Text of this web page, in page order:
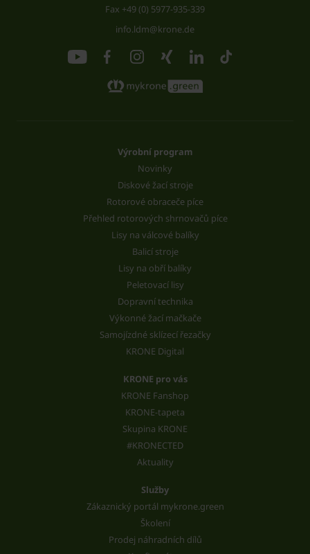
Fax +49 (0) 5977-935-339
info.ldm@krone.de
Výrobní program
Novinky
Diskové žací stroje
Rotorové obraceče píce
Přehled rotorových shrnovačů píce
Lisy na válcové balíky
Balicí stroje
Lisy na obří balíky
Peletovací lisy
Dopravní technika
Výkonné žací mačkače
Samojízdné sklízecí řezačky
KRONE Digital
KRONE pro vás
KRONE Fanshop
KRONE-tapeta
Skupina KRONE
#KRONECTED
Aktuality
Služby
Zákaznický portál mykrone.green
Školení
Prodej náhradních dílů